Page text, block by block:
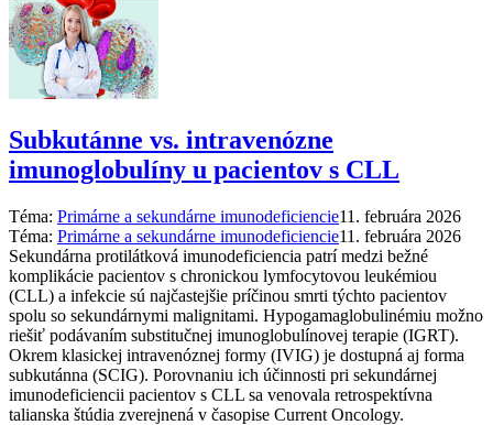
Subkutánne vs. intravenózne
imunoglobulíny u pacientov s CLL
Téma: Primárne a sekundárne imunodeficiencie11. februára 2026
Téma: Primárne a sekundárne imunodeficiencie11. februára 2026
Sekundárna protilátková imunodeficiencia patrí medzi bežné
komplikácie pacientov s chronickou lymfocytovou leukémiou
(CLL) a infekcie sú najčastejšie príčinou smrti týchto pacientov
spolu so sekundárnymi malignitami. Hypogamaglobulinémiu možno
riešiť podávaním substitučnej imunoglobulínovej terapie (IGRT).
Okrem klasickej intravenóznej formy (IVIG) je dostupná aj forma
subkutánna (SCIG). Porovnaniu ich účinnosti pri sekundárnej
imunodeficiencii pacientov s CLL sa venovala retrospektívna
talianska štúdia zverejnená v časopise Current Oncology.